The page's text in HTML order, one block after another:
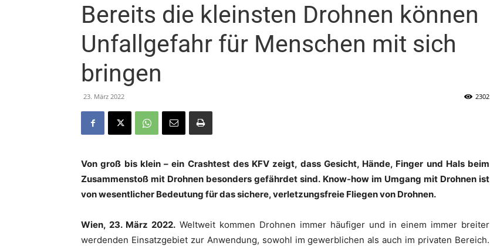
Bereits die kleinsten Drohnen können
Unfallgefahr für Menschen mit sich
bringen
23. März 2022 2302
Von groß bis klein – ein Crashtest des KFV zeigt, dass Gesicht, Hände, Finger und Hals beim
Zusammenstoß mit Drohnen besonders gefährdet sind. Know-how im Umgang mit Drohnen ist
von wesentlicher Bedeutung für das sichere, verletzungsfreie Fliegen von Drohnen.
Wien, 23. März 2022. Weltweit kommen Drohnen immer häufiger und in einem immer breiter
werdenden Einsatzgebiet zur Anwendung, sowohl im gewerblichen als auch im privaten Bereich.